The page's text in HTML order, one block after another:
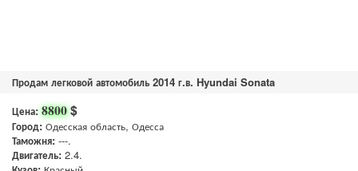
Продам легковой автомобиль 2014 г.в. Hyundai Sonata
Цена:8800$
Город: Одесская область, Одесса
Таможня: ---.
Двигатель: 2.4.